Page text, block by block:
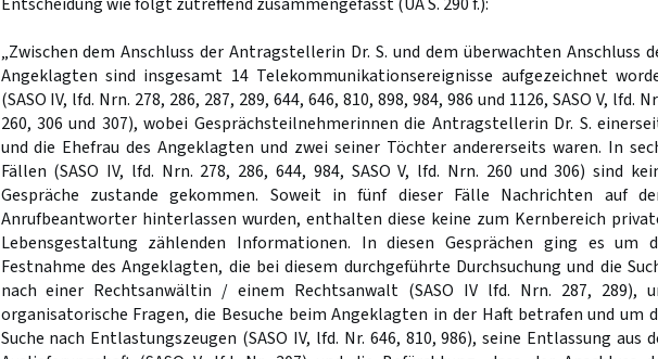
„Zwischen dem Anschluss der Antragstellerin Dr. S. und dem überwachten Anschluss
Angeklagten sind insgesamt 14 Telekommunikationsereignisse aufgezeichnet
(SASO IV, lfd. Nrn. 278, 286, 287, 289, 644, 646, 810, 898, 984, 986 und 1126, SASO V, lfd.
260, 306 und 307), wobei Gesprächsteilnehmerinnen die Antragstellerin Dr. S.
und die Ehefrau des Angeklagten und zwei seiner Töchter andererseits waren. In
Fällen (SASO IV, lfd. Nrn. 278, 286, 644, 984, SASO V, lfd. Nrn. 260 und 306) sind
Gespräche zustande gekommen. Soweit in fünf dieser Fälle Nachrichten auf
Anrufbeantworter hinterlassen wurden, enthalten diese keine zum Kernbereich
Lebensgestaltung zählenden Informationen. In diesen Gesprächen ging es um
Festnahme des Angeklagten, die bei diesem durchgeführte Durchsuchung und die
nach einer Rechtsanwältin / einem Rechtsanwalt (SASO IV lfd. Nrn. 287, 289),
organisatorische Fragen, die Besuche beim Angeklagten in der Haft betrafen und um
Suche nach Entlastungszeugen (SASO IV, lfd. Nr. 646, 810, 986), seine Entlassung aus